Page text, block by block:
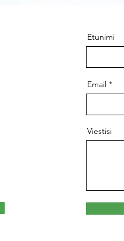
Etunimi
Email
Viestisi